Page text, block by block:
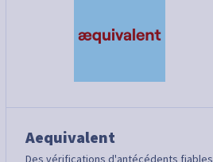
Aequivalent
Des vérifications d'antécédents fiables